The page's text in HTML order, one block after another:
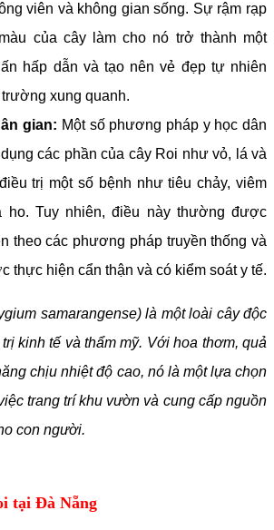
viên và không gian sống. Sự rậm rạp
của cây làm cho nó trở thành một
hấp dẫn và tạo nên vẻ đẹp tự nhiên
xung quanh.
gian: Một số phương pháp y học dân
các phần của cây Roi như vỏ, lá và
trị một số bệnh như tiêu chảy, viêm
ho. Tuy nhiên, điều này thường được
theo các phương pháp truyền thống và
thực hiện cẩn thận và có kiểm soát y tế.
samarangense) là một loài cây độc
kinh tế và thẩm mỹ. Với hoa thơm, quả
chịu nhiệt độ cao, nó là một lựa chọn
trang trí khu vườn và cung cấp nguồn
con người.
tại Đà Nẵng